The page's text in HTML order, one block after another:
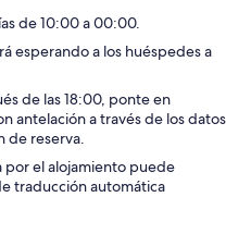
de 10:00 a 00:00.
esperando a los huéspedes a
de las 18:00, ponte en
antelación a través de los datos
de reserva.
por el alojamiento puede
traducción automática